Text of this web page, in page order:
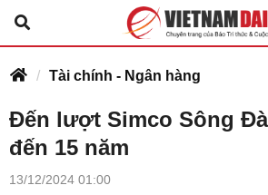
Tài chính - Ngân hàng
Đến lượt Simco Sông
đến 15 năm
13/12/2024 01:00